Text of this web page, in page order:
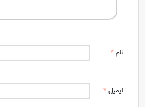
نام*
ایمیل*